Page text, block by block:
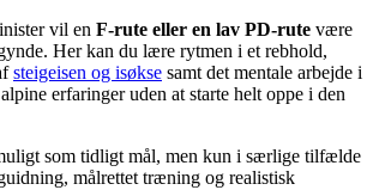
vil en F-rute eller en lav PD-rute være
Her kan du lære rytmen i et rebhold,
steigeisen og isøkse samt det mentale arbejde i
erfaringer uden at starte helt oppe i den
som tidligt mål, men kun i særlige tilfælde
målrettet træning og realistisk